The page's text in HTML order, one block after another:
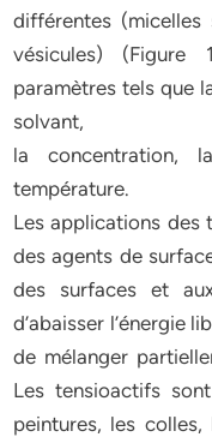
différentes (micelles
vésicules)
paramètres tels que
solvant,
la concentration,
température.
Les applications des
des agents de
des surfaces et
d’abaisser l’énergie
de mélanger
Les tensioactifs
peintures, les colles,